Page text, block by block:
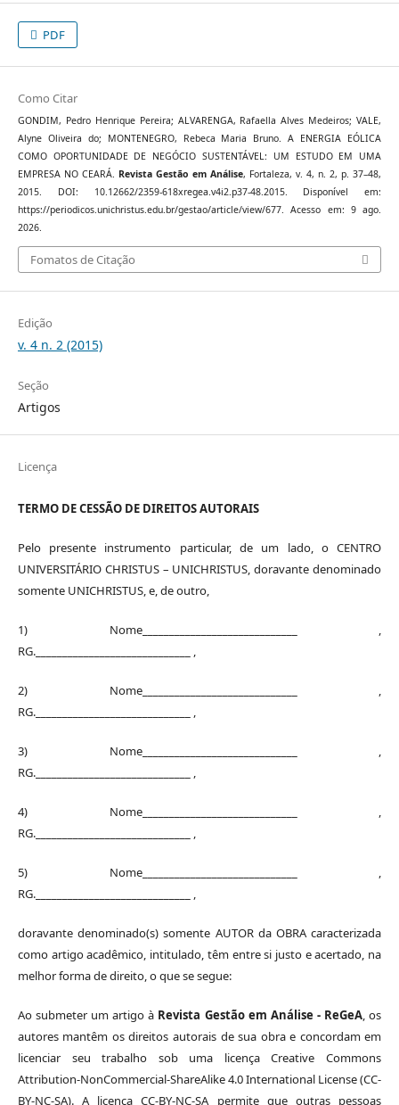
PDF
Como Citar
GONDIM, Pedro Henrique Pereira; ALVARENGA, Rafaella Alves Medeiros; VALE,
Alyne Oliveira do; MONTENEGRO, Rebeca Maria Bruno. A ENERGIA EÓLICA
COMO OPORTUNIDADE DE NEGÓCIO SUSTENTÁVEL: UM ESTUDO EM UMA
EMPRESA NO CEARÁ. Revista Gestão em Análise, Fortaleza, v. 4, n. 2, p. 37–48,
2015. DOI: 10.12662/2359-618xregea.v4i2.p37-48.2015. Disponível em:
https://periodicos.unichristus.edu.br/gestao/article/view/677. Acesso em: 9 ago.
2026.
Fomatos de Citação
Edição
v. 4 n. 2 (2015)
Seção
Artigos
Licença
TERMO DE CESSÃO DE DIREITOS AUTORAIS
Pelo presente instrumento particular, de um lado, o CENTRO
UNIVERSITÁRIO CHRISTUS – UNICHRISTUS, doravante denominado
somente UNICHRISTUS, e, de outro,
1) Nome_____________________________ ,
RG._____________________________ ,
2) Nome_____________________________ ,
RG._____________________________ ,
3) Nome_____________________________ ,
RG._____________________________ ,
4) Nome_____________________________ ,
RG._____________________________ ,
5) Nome_____________________________ ,
RG._____________________________ ,
doravante denominado(s) somente AUTOR da OBRA caracterizada
como artigo acadêmico, intitulado, têm entre si justo e acertado, na
melhor forma de direito, o que se segue:
Ao submeter um artigo à Revista Gestão em Análise - ReGeA, os
autores mantêm os direitos autorais de sua obra e concordam em
licenciar seu trabalho sob uma licença Creative Commons
Attribution-NonCommercial-ShareAlike 4.0 International License (CC-
BY-NC-SA). A licença CC-BY-NC-SA permite que outras pessoas